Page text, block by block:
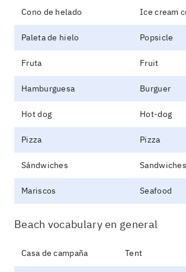
Cono de helado Ice cream
Paleta de hielo Popsicle
Fruta Fruit
Hamburguesa Burguer
Hot dog Hot-dog
Pizza Pizza
Sándwiches Sandwiches
Mariscos Seafood
Beach vocabulary en general
Casa de campaña Tent